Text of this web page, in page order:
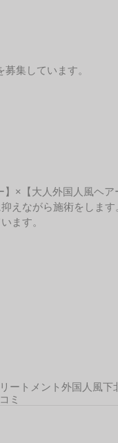
集しています。
×【大人外国人風ヘ
えながら施術をしま
ます。
ートメント 外国人風下
ミ